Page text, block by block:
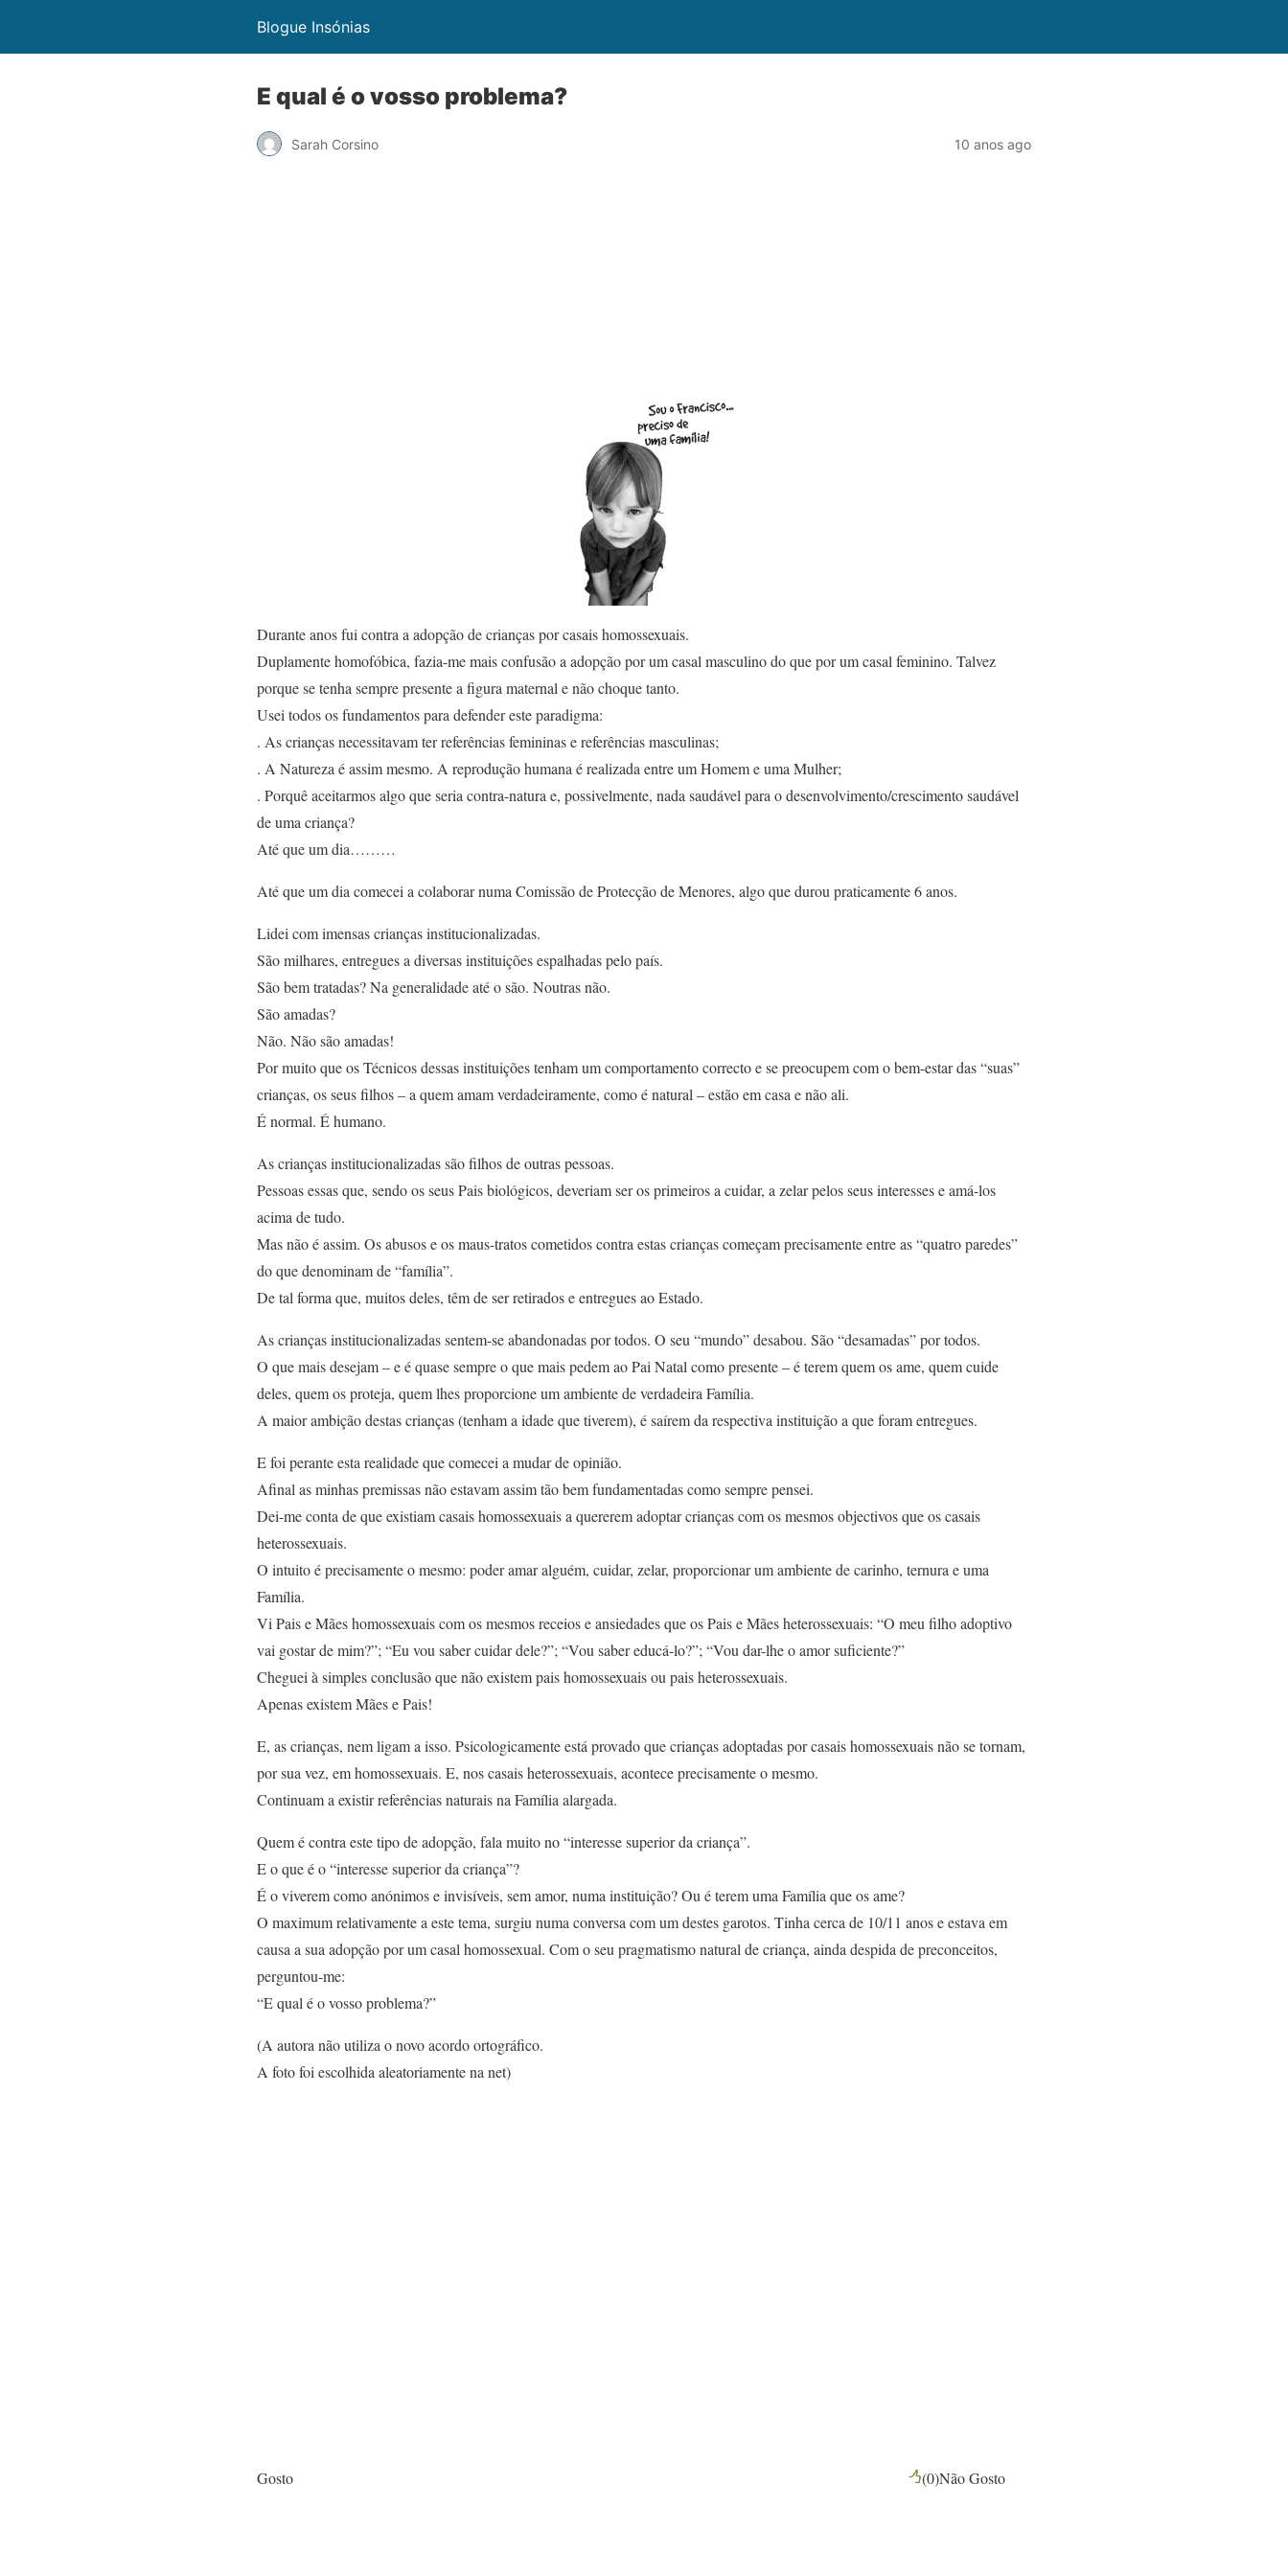
Blogue Insónias
E qual é o vosso problema?
Sarah Corsino 10 anos ago
Durante anos fui contra a adopção de crianças por casais homossexuais.
Duplamente homofóbica, fazia-me mais confusão a adopção por um casal masculino do que por um casal feminino. Talvez
porque se tenha sempre presente a figura maternal e não choque tanto.
Usei todos os fundamentos para defender este paradigma:
. As crianças necessitavam ter referências femininas e referências masculinas;
. A Natureza é assim mesmo. A reprodução humana é realizada entre um Homem e uma Mulher;
. Porquê aceitarmos algo que seria contra-natura e, possivelmente, nada saudável para o desenvolvimento/crescimento saudável
de uma criança?
Até que um dia………
Até que um dia comecei a colaborar numa Comissão de Protecção de Menores, algo que durou praticamente 6 anos.
Lidei com imensas crianças institucionalizadas.
São milhares, entregues a diversas instituições espalhadas pelo país.
São bem tratadas? Na generalidade até o são. Noutras não.
São amadas?
Não. Não são amadas!
Por muito que os Técnicos dessas instituições tenham um comportamento correcto e se preocupem com o bem-estar das “suas”
crianças, os seus filhos – a quem amam verdadeiramente, como é natural – estão em casa e não ali.
É normal. É humano.
As crianças institucionalizadas são filhos de outras pessoas.
Pessoas essas que, sendo os seus Pais biológicos, deveriam ser os primeiros a cuidar, a zelar pelos seus interesses e amá-los
acima de tudo.
Mas não é assim. Os abusos e os maus-tratos cometidos contra estas crianças começam precisamente entre as “quatro paredes”
do que denominam de “família”.
De tal forma que, muitos deles, têm de ser retirados e entregues ao Estado.
As crianças institucionalizadas sentem-se abandonadas por todos. O seu “mundo” desabou. São “desamadas” por todos.
O que mais desejam – e é quase sempre o que mais pedem ao Pai Natal como presente – é terem quem os ame, quem cuide
deles, quem os proteja, quem lhes proporcione um ambiente de verdadeira Família.
A maior ambição destas crianças (tenham a idade que tiverem), é saírem da respectiva instituição a que foram entregues.
E foi perante esta realidade que comecei a mudar de opinião.
Afinal as minhas premissas não estavam assim tão bem fundamentadas como sempre pensei.
Dei-me conta de que existiam casais homossexuais a quererem adoptar crianças com os mesmos objectivos que os casais
heterossexuais.
O intuito é precisamente o mesmo: poder amar alguém, cuidar, zelar, proporcionar um ambiente de carinho, ternura e uma
Família.
Vi Pais e Mães homossexuais com os mesmos receios e ansiedades que os Pais e Mães heterossexuais: “O meu filho adoptivo
vai gostar de mim?”; “Eu vou saber cuidar dele?”; “Vou saber educá-lo?”; “Vou dar-lhe o amor suficiente?”
Cheguei à simples conclusão que não existem pais homossexuais ou pais heterossexuais.
Apenas existem Mães e Pais!
E, as crianças, nem ligam a isso. Psicologicamente está provado que crianças adoptadas por casais homossexuais não se tornam,
por sua vez, em homossexuais. E, nos casais heterossexuais, acontece precisamente o mesmo.
Continuam a existir referências naturais na Família alargada.
Quem é contra este tipo de adopção, fala muito no “interesse superior da criança”.
E o que é o “interesse superior da criança”?
É o viverem como anónimos e invisíveis, sem amor, numa instituição? Ou é terem uma Família que os ame?
O maximum relativamente a este tema, surgiu numa conversa com um destes garotos. Tinha cerca de 10/11 anos e estava em
causa a sua adopção por um casal homossexual. Com o seu pragmatismo natural de criança, ainda despida de preconceitos,
perguntou-me:
“E qual é o vosso problema?”
(A autora não utiliza o novo acordo ortográfico.
A foto foi escolhida aleatoriamente na net)
Gosto (0)Não Gosto